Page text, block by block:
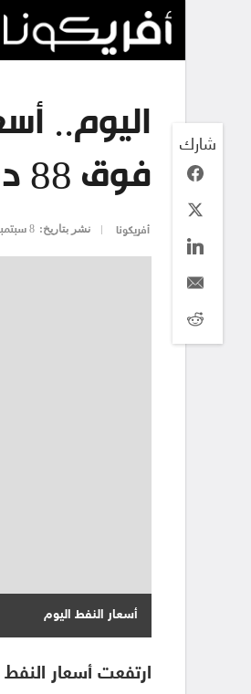
اليوم..
فوق 88 دولارًا
أفريكونا نشر بتاريخ: 8 سبتمبر 2022
أسعار النفط اليوم
شارك